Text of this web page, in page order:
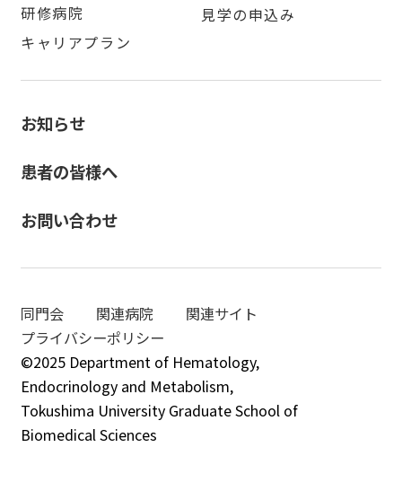
研修病院
キャリアプラン
見学の申込み
お知らせ
患者の皆様へ
お問い合わせ
同門会 関連病院
関連サイト
プライバシーポリシー
©2025 Department of Hematology,
Endocrinology and Metabolism,
Tokushima University Graduate School of
Biomedical Sciences